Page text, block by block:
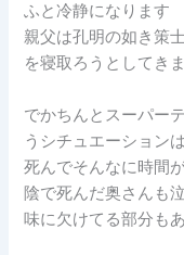
ふと冷静になります
親父は孔明の如き策
を寝取ろうとしてきま
でかちんとスーパー
うシチュエーション
死んでそんなに時間
陰で死んだ奥さんも
味に欠けてる部分も